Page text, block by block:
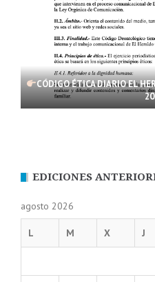
CÓDIGO ÉTICA DIARIO EL
EDICIONES
agosto 2026
L M X J